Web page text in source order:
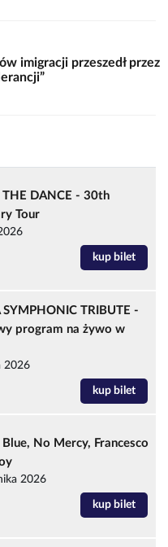
imigracji przeszedł przez
THE DANCE - 30th
Tour
kup bilet
SYMPHONIC TRIBUTE -
program na żywo w
2026
kup bilet
Blue, No Mercy, Francesco
2026
kup bilet